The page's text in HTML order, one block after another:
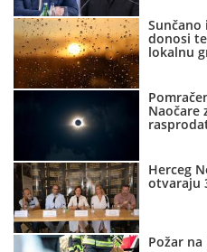
Sunčano
donosi
lokalnu
Naočare
Herceg
otvaraju
Požar